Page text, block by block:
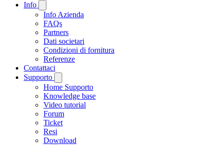
Info
Info Azienda
FAQs
Partners
Dati societari
Condizioni di fornitura
Referenze
Contattaci
Supporto
Home Supporto
Knowledge base
Video tutorial
Forum
Ticket
Resi
Download